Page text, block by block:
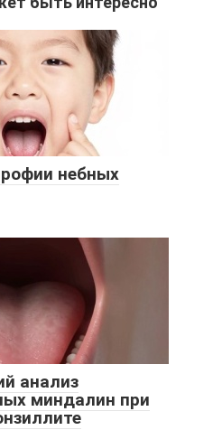
небных
анализ
миндалин при